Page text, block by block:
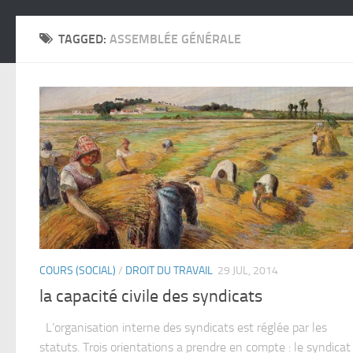
TAGGED: ASSEMBLÉE GÉNÉRALE
COURS (SOCIAL) / DROIT DU TRAVAIL 29 JUL, 2014
la capacité civile des syndicats
L’organisation interne des syndicats est réglée par les
statuts. Trois orientations a prendre en compte : le